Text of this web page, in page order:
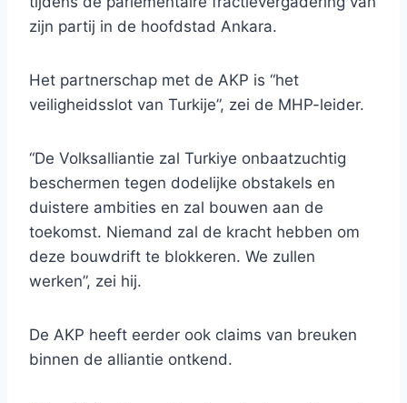
zijn partij in de hoofdstad Ankara.
Het partnerschap met de AKP is “het
veiligheidsslot van Turkije”, zei de MHP-leider.
“De Volksalliantie zal Turkiye onbaatzuchtig
beschermen tegen dodelijke obstakels en
duistere ambities en zal bouwen aan de
toekomst. Niemand zal de kracht hebben om
deze bouwdrift te blokkeren. We zullen
werken”, zei hij.
De AKP heeft eerder ook claims van breuken
binnen de alliantie ontkend.